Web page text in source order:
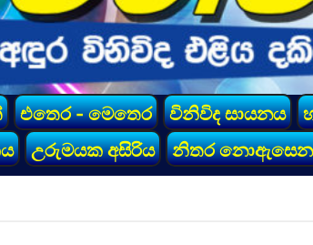
එතෙර - මෙතෙර විනිවිද සායනය
උරුමයක අසිරිය නිතර නොඇසෙන